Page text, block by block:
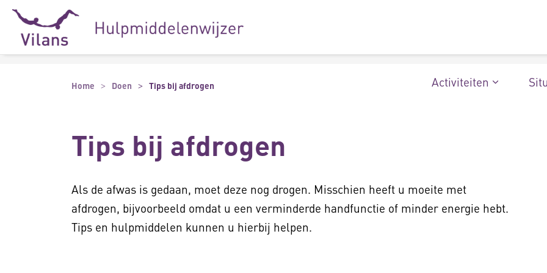
Naar hoofdinhoud
Naar footer
Activiteiten
Home Doen Tips bij afdrogen
Tips bij afdrogen
Als de afwas is gedaan, moet deze nog drogen. Misschien heeft u moeite met
afdrogen, bijvoorbeeld omdat u een verminderde handfunctie of minder energie hebt.
Tips en hulpmiddelen kunnen u hierbij helpen.